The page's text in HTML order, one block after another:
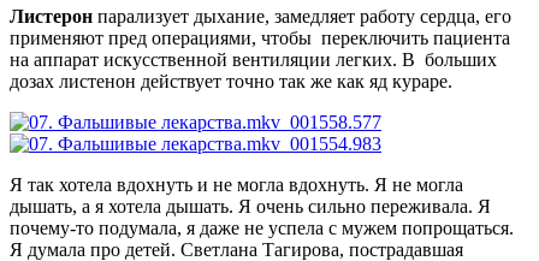
Листерон парализует дыхание, замедляет работу сердца, его
применяют пред операциями, чтобы переключить пациента
на аппарат искусственной вентиляции легких. В больших
дозах листенон действует точно так же как яд кураре.
Я так хотела вдохнуть и не могла вдохнуть. Я не могла
дышать, а я хотела дышать. Я очень сильно переживала. Я
почему-то подумала, я даже не успела с мужем попрощаться.
Я думала про детей. Светлана Тагирова, пострадавшая